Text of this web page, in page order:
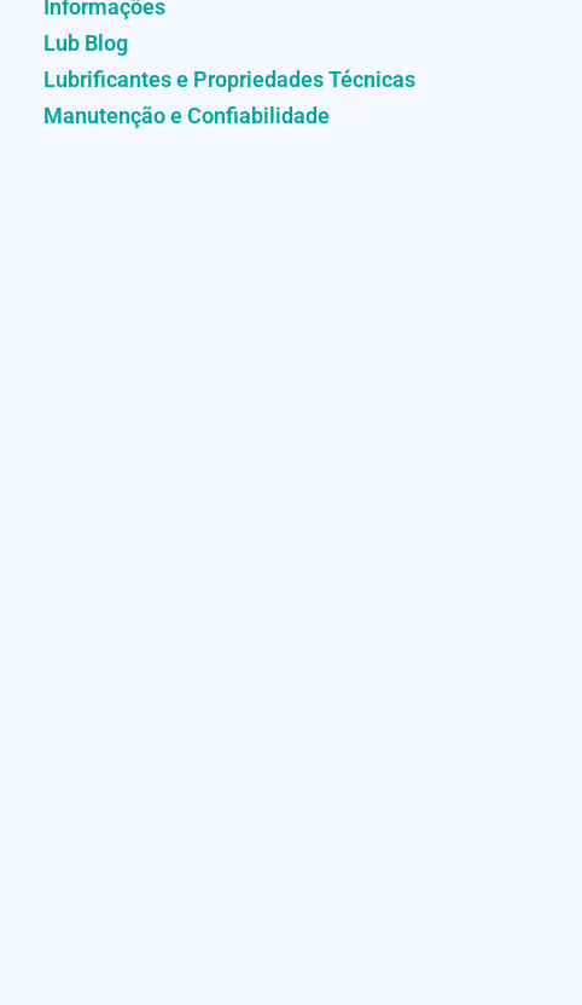
Informações
Lub Blog
Lubrificantes e Propriedades Técnicas
Manutenção e Confiabilidade